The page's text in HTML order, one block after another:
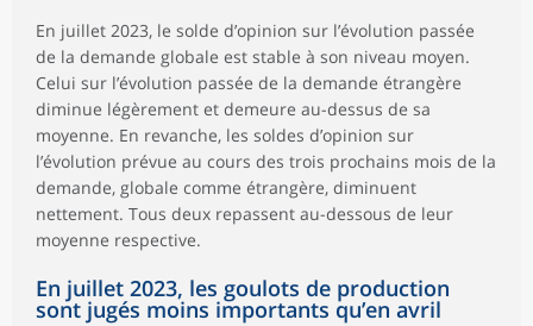
En juillet 2023, le solde d’opinion sur l’évolution passée
de la demande globale est stable à son niveau moyen.
Celui sur l’évolution passée de la demande étrangère
diminue légèrement et demeure au-dessus de sa
moyenne. En revanche, les soldes d’opinion sur
l’évolution prévue au cours des trois prochains mois de la
demande, globale comme étrangère, diminuent
nettement. Tous deux repassent au-dessous de leur
moyenne respective.
En juillet 2023, les goulots de production
sont jugés moins importants qu’en avril